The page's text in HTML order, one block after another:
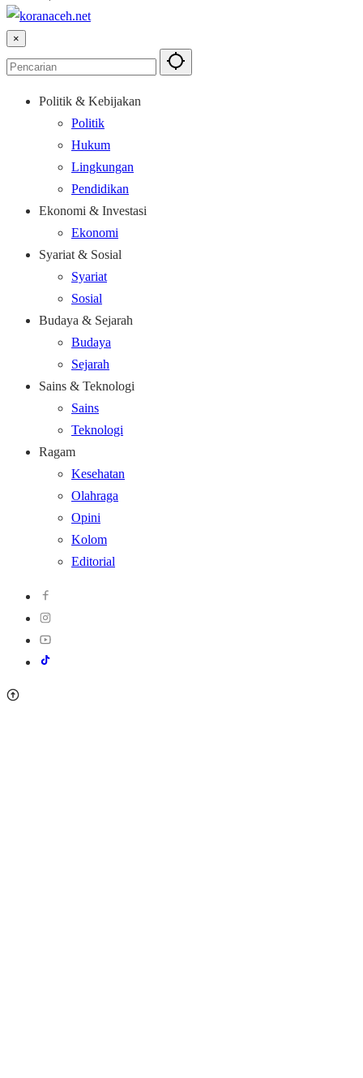
×
Politik & Kebijakan
Politik
Hukum
Lingkungan
Pendidikan
Ekonomi & Investasi
Ekonomi
Syariat & Sosial
Syariat
Sosial
Budaya & Sejarah
Budaya
Sejarah
Sains & Teknologi
Sains
Teknologi
Ragam
Kesehatan
Olahraga
Opini
Kolom
Editorial